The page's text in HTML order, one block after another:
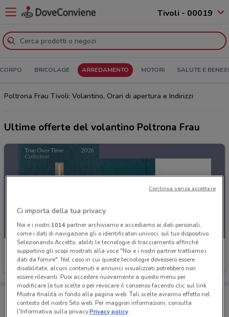
Tivoli - 00019
BRICOLAGE ARREDAMENTO MOTORI SALUTE E
Poltrona Frau Tivoli: Volantino, Orari di apertura e Indirizzi
Ultime offerte del volantino Poltrona Frau
Poltrona Frau
Scade il 31/12
Porta DoveConviene sempre con te!
Puoi trovare le migliori offerte dei negozi vicino a te,
salvarle e creare la tua lista del risparmio, comodamente
Ci importa della tua privacy
Noi e i nostri 1014partner archiviamo e accediamo ai dati personali,
come i dati di navigazione gli o identificatori univoci, sul tuo dispositivo.
Selezionando Accetto, abiliti le tecnologie di tracciamento affinché
supportino gli scopi mostrati alla voce "Noi e i nostri partner trattiamo i
dati da fornire". Nel caso in cui queste tecnologie dovessero essere
disabilitate, alcuni contenuti e annunci visualizzati potrebbero non
essere rilevanti. Puoi accedere nuovamente a questo menu per
modificare le tue scelte o per revocare il consenso facendo clic sul link
Mostra finalità in fondo alla pagina web. Tali scelte avranno effetto nel
contesto del nostro Sito web. Per maggiori informazioni, consulta
l'Informativa sulla privacy.Privacy policy
Continua senza accettare